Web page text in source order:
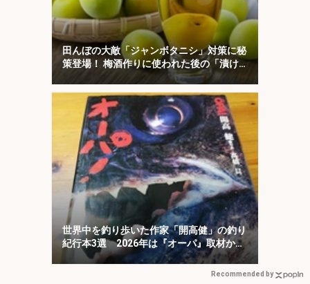
田んぼの大敵「ジャンボタニシ」対策に秘
策登場！ 梅酒作りに使われた後の「漬け
梅」が効く？
世界中を釣り歩いた作家「開高健」の釣り
紀行本3選 2026年は『オーパ』取材から
50周年
Recommended by